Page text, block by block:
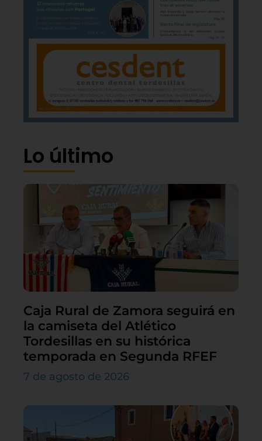
Lo último
Caja Rural de Zamora seguirá en
la camiseta del Atlético
Tordesillas en su histórica
temporada en Segunda RFEF
7 de agosto de 2026